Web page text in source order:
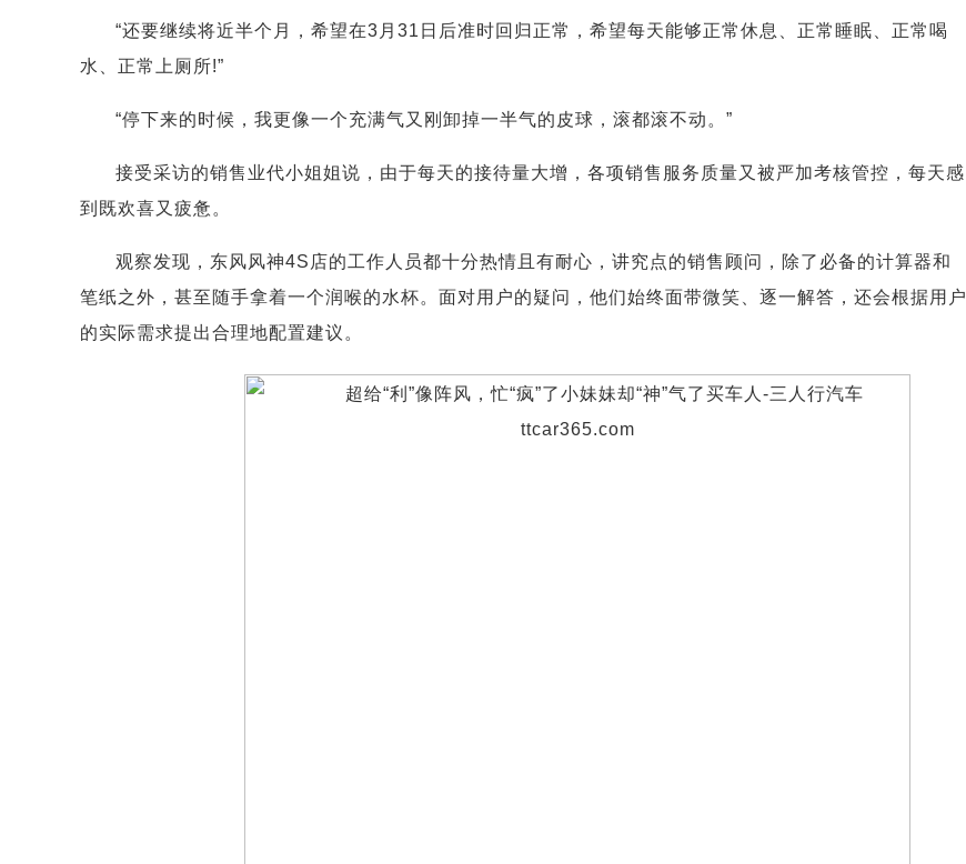
“还要继续将近半个月，希望在3月31日后准时回归正常，希望每天能够正常休息、正常睡眠、正常喝
水、正常上厕所!”
“停下来的时候，我更像一个充满气又刚卸掉一半气的皮球，滚都滚不动。”
接受采访的销售业代小姐姐说，由于每天的接待量大增，各项销售服务质量又被严加考核管控，每天感
到既欢喜又疲惫。
观察发现，东风风神4S店的工作人员都十分热情且有耐心，讲究点的销售顾问，除了必备的计算器和
笔纸之外，甚至随手拿着一个润喉的水杯。面对用户的疑问，他们始终面带微笑、逐一解答，还会根据用户
的实际需求提出合理地配置建议。